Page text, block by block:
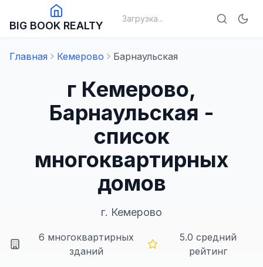
BIG BOOK REALTY
Загрузка...
Главная Кемерово Барнаульская
г Кемерово,
Барнаульская -
список
многоквартирных
домов
г. Кемерово
6 многоквартирных
зданий
5.0 средний
рейтинг